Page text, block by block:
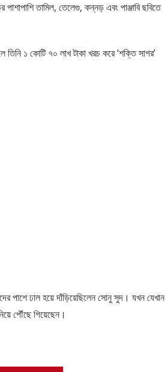
তামিল, তেলেগু, কন্নড় এবং পাঞ্জাবি ছবিতে
১ কোটি ৭০ লাখ টাকা খরচ করে ‘শক্তি সাগর’
পাশে ঢাল হয়ে দাঁড়িয়েছিলেন সোনু সুদ। যখন যেখান
পৌঁছে গিয়েছেন।